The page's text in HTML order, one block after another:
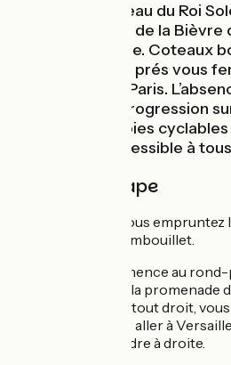
Cap sur le château du Roi
suivant la vallée de la
quasi-champêtre. Coteaux
vaches dans les prés vous
la proximité de Paris.
importants, la progression
partagées et voies
agréable et accessible à
Détail de l'étape
Sur cette étape, vous empruntez
entre Massy et Rambouillet.
Cette étape commence au
l’extrémité sud de la promenade
Si vous continuez tout droit,
par Limours. Pour aller à
vous invite à prendre à droite.